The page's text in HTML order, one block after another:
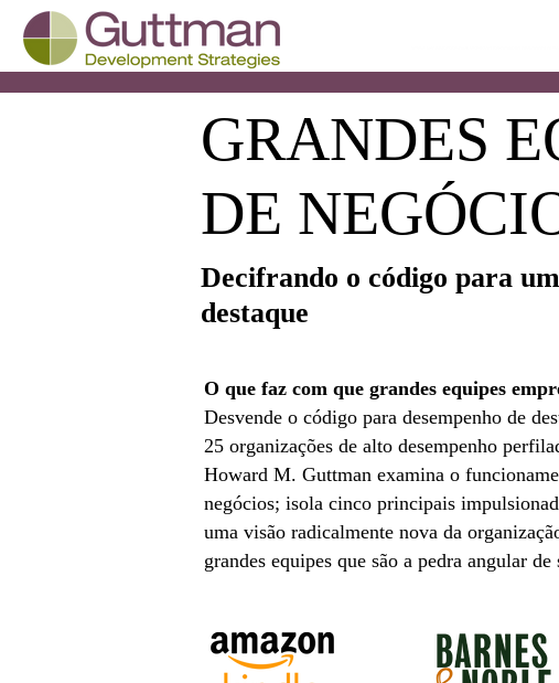
GRANDES
DE
Decifrando o código para
destaque
O que faz com que grandes equipes
Desvende o código para desempenho de
25 organizações de alto desempenho
Howard M. Guttman examina o
negócios; isola cinco principais
uma visão radicalmente nova da
grandes equipes que são a pedra angular de